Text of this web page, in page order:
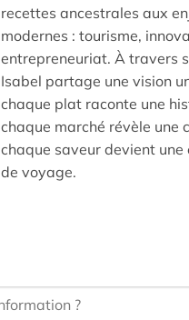
recettes ancestrales aux
modernes : tourisme,
entrepreneuriat. À travers
Isabel partage une vision
chaque plat raconte une
chaque marché révèle une
chaque saveur devient une
de voyage.